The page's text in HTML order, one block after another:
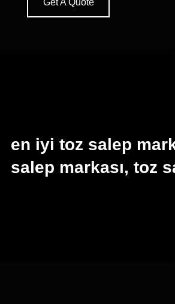
en iyi toz salep
salep markası, toz